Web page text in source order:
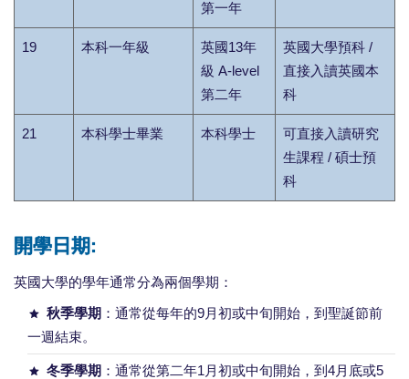
第一年
19 本科一年級
英國13年
級 A-level
第二年
英國大學預科 /
直接入讀英國本
科
21 本科學士畢業 本科學士
可直接入讀研究
生課程 / 碩士預
科
開學日期:
英國大學的學年通常分為兩個學期：
秋季學期 ：通常從每年的9月初或中旬開始，到聖誕節前
一週結束。
冬季學期 ：通常從第二年1月初或中旬開始，到4月底或5